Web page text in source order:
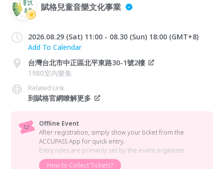
賦格兒童音樂文化事業
2026.08.29 (Sat) 11:00 - 08.30 (Sun) 18:00 (GMT+8)
Add To Calendar
台灣台北市中正區北平東路30-1號2樓
1980室內樂集
Related Link
到賦格官網瞭解更多
Offline Event
After registration, simply show your ticket from the
ACCUPASS App for quick entry.
Entry rules are primarily set by the event organizer.
How to Collect Tickets?